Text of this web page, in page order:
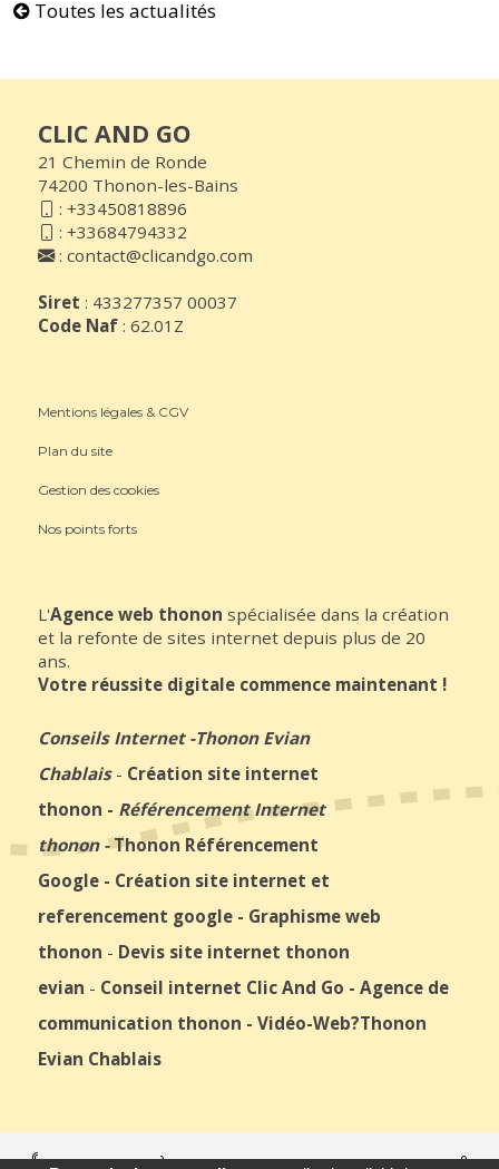
Toutes les actualités
CLIC AND GO
21 Chemin de Ronde
74200 Thonon-les-Bains
: +33450818896
: +33684794332
: contact@clicandgo.com
Siret : 433277357 00037
Code Naf : 62.01Z
Mentions légales & CGV
Plan du site
Gestion des cookies
Nos points forts
L'Agence web thonon spécialisée dans la création
et la refonte de sites internet depuis plus de 20
ans.
Votre réussite digitale commence maintenant !
Conseils Internet-Thonon Evian
Chablais- Création site internet
thonon - Référencement Internet
thonon-Thonon Référencement
Google - Création site internet et
referencement google - Graphisme web
thonon - Devis site internet thonon
evian - Conseil internet Clic And Go - Agence de
communication thonon - Vidéo-Web?Thonon
Evian Chablais
© 2026 Agence Web Thonon Les Bains - Référencement Google